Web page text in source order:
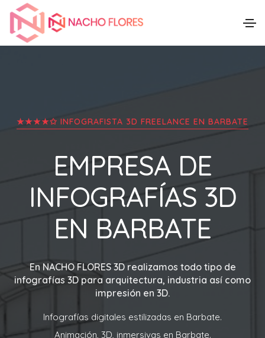
★★★★✩ INFOGRAFISTA 3D FREELANCE EN BARBATE
EMPRESA DE
INFOGRAFÍAS 3D
EN BARBATE
En NACHO FLORES 3Drealizamos todo tipo de
infografías 3D para arquitectura, industria así como
impresión en 3D.
Infografías digitales estilizadas en Barbate.
Animación, 3D, inmersivas en Barbate.